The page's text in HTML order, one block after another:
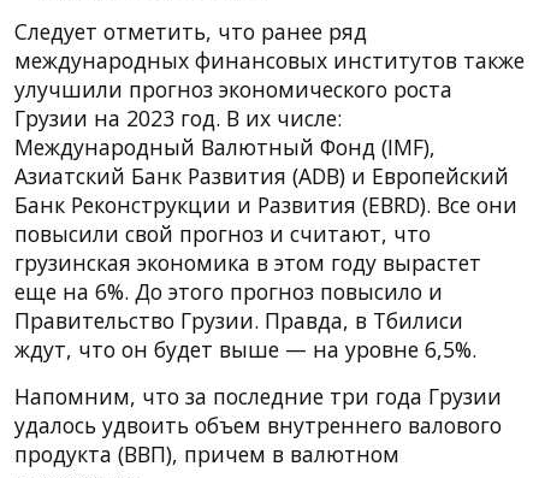
Следует отметить, что ранее ряд
международных финансовых институтов также
улучшили прогноз экономического роста
Грузии на 2023 год. В их числе:
Международный Валютный Фонд (IMF),
Азиатский Банк Развития (ADB) и Европейский
Банк Реконструкции и Развития (EBRD). Все они
повысили свой прогноз и считают, что
грузинская экономика в этом году вырастет
еще на 6%. До этого прогноз повысило и
Правительство Грузии. Правда, в Тбилиси
ждут, что он будет выше — на уровне 6,5%.
Напомним, что за последние три года Грузии
удалось удвоить объем внутреннего валового
продукта (ВВП), причем в валютном